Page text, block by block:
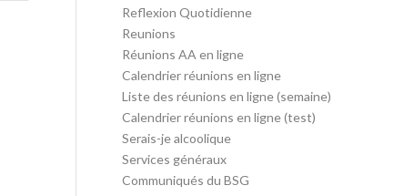
Reflexion Quotidienne
Reunions
Réunions AA en ligne
Calendrier réunions en ligne
Liste des réunions en ligne (semaine)
Calendrier réunions en ligne (test)
Serais-je alcoolique
Services généraux
Communiqués du BSG